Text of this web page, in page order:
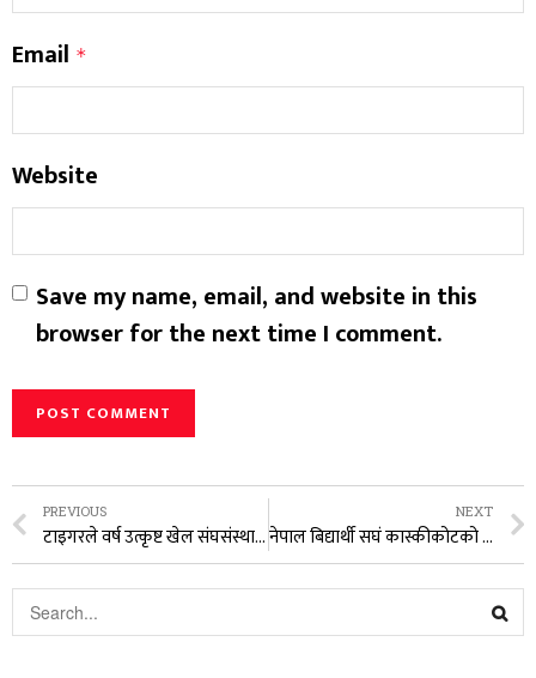
Email *
Website
Save my name, email, and website in this
browser for the next time I comment.
PREVIOUS
टाइगरले वर्ष उत्कृष्ट खेल संघसंस्थाको पुरस्कार प्रायोजना गर्ने
NEXT
नेपाल बिद्यार्थी सघं कास्कीकोटको शुभकामना आदान प्रदान तथा पाचौं अधिबेशन सम्पन्न